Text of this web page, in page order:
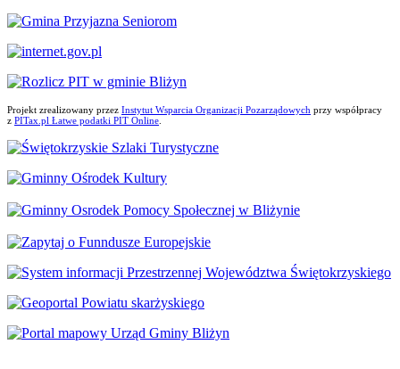
Projekt zrealizowany przez Instytut Wsparcia Organizacji Pozarządowych przy współpracy
z PITax.pl Łatwe podatki PIT Online